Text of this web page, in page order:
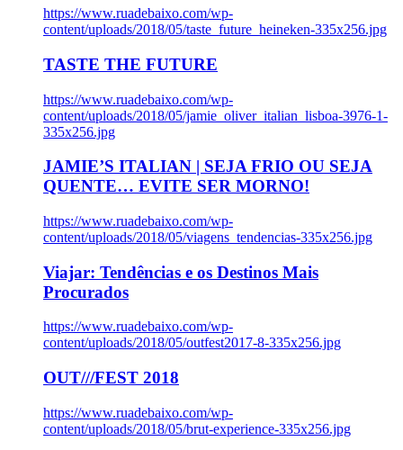
https://www.ruadebaixo.com/wp-
content/uploads/2018/05/taste_future_heineken-335x256.jpg
TASTE THE FUTURE
https://www.ruadebaixo.com/wp-
content/uploads/2018/05/jamie_oliver_italian_lisboa-3976-1-
335x256.jpg
JAMIE’S ITALIAN | SEJA FRIO OU SEJA
QUENTE… EVITE SER MORNO!
https://www.ruadebaixo.com/wp-
content/uploads/2018/05/viagens_tendencias-335x256.jpg
Viajar: Tendências e os Destinos Mais
Procurados
https://www.ruadebaixo.com/wp-
content/uploads/2018/05/outfest2017-8-335x256.jpg
OUT///FEST 2018
https://www.ruadebaixo.com/wp-
content/uploads/2018/05/brut-experience-335x256.jpg